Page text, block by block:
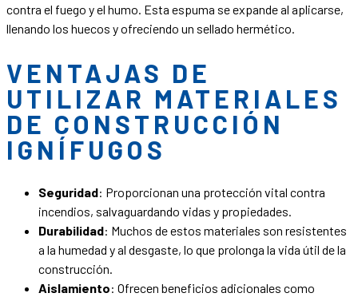
contra el fuego y el humo. Esta espuma se expande al aplicarse,
llenando los huecos y ofreciendo un sellado hermético.
VENTAJAS DE
UTILIZAR MATERIALES
DE CONSTRUCCIÓN
IGNÍFUGOS
Seguridad: Proporcionan una protección vital contra
incendios, salvaguardando vidas y propiedades.
Durabilidad: Muchos de estos materiales son resistentes
a la humedad y al desgaste, lo que prolonga la vida útil de la
construcción.
Aislamiento: Ofrecen beneficios adicionales como